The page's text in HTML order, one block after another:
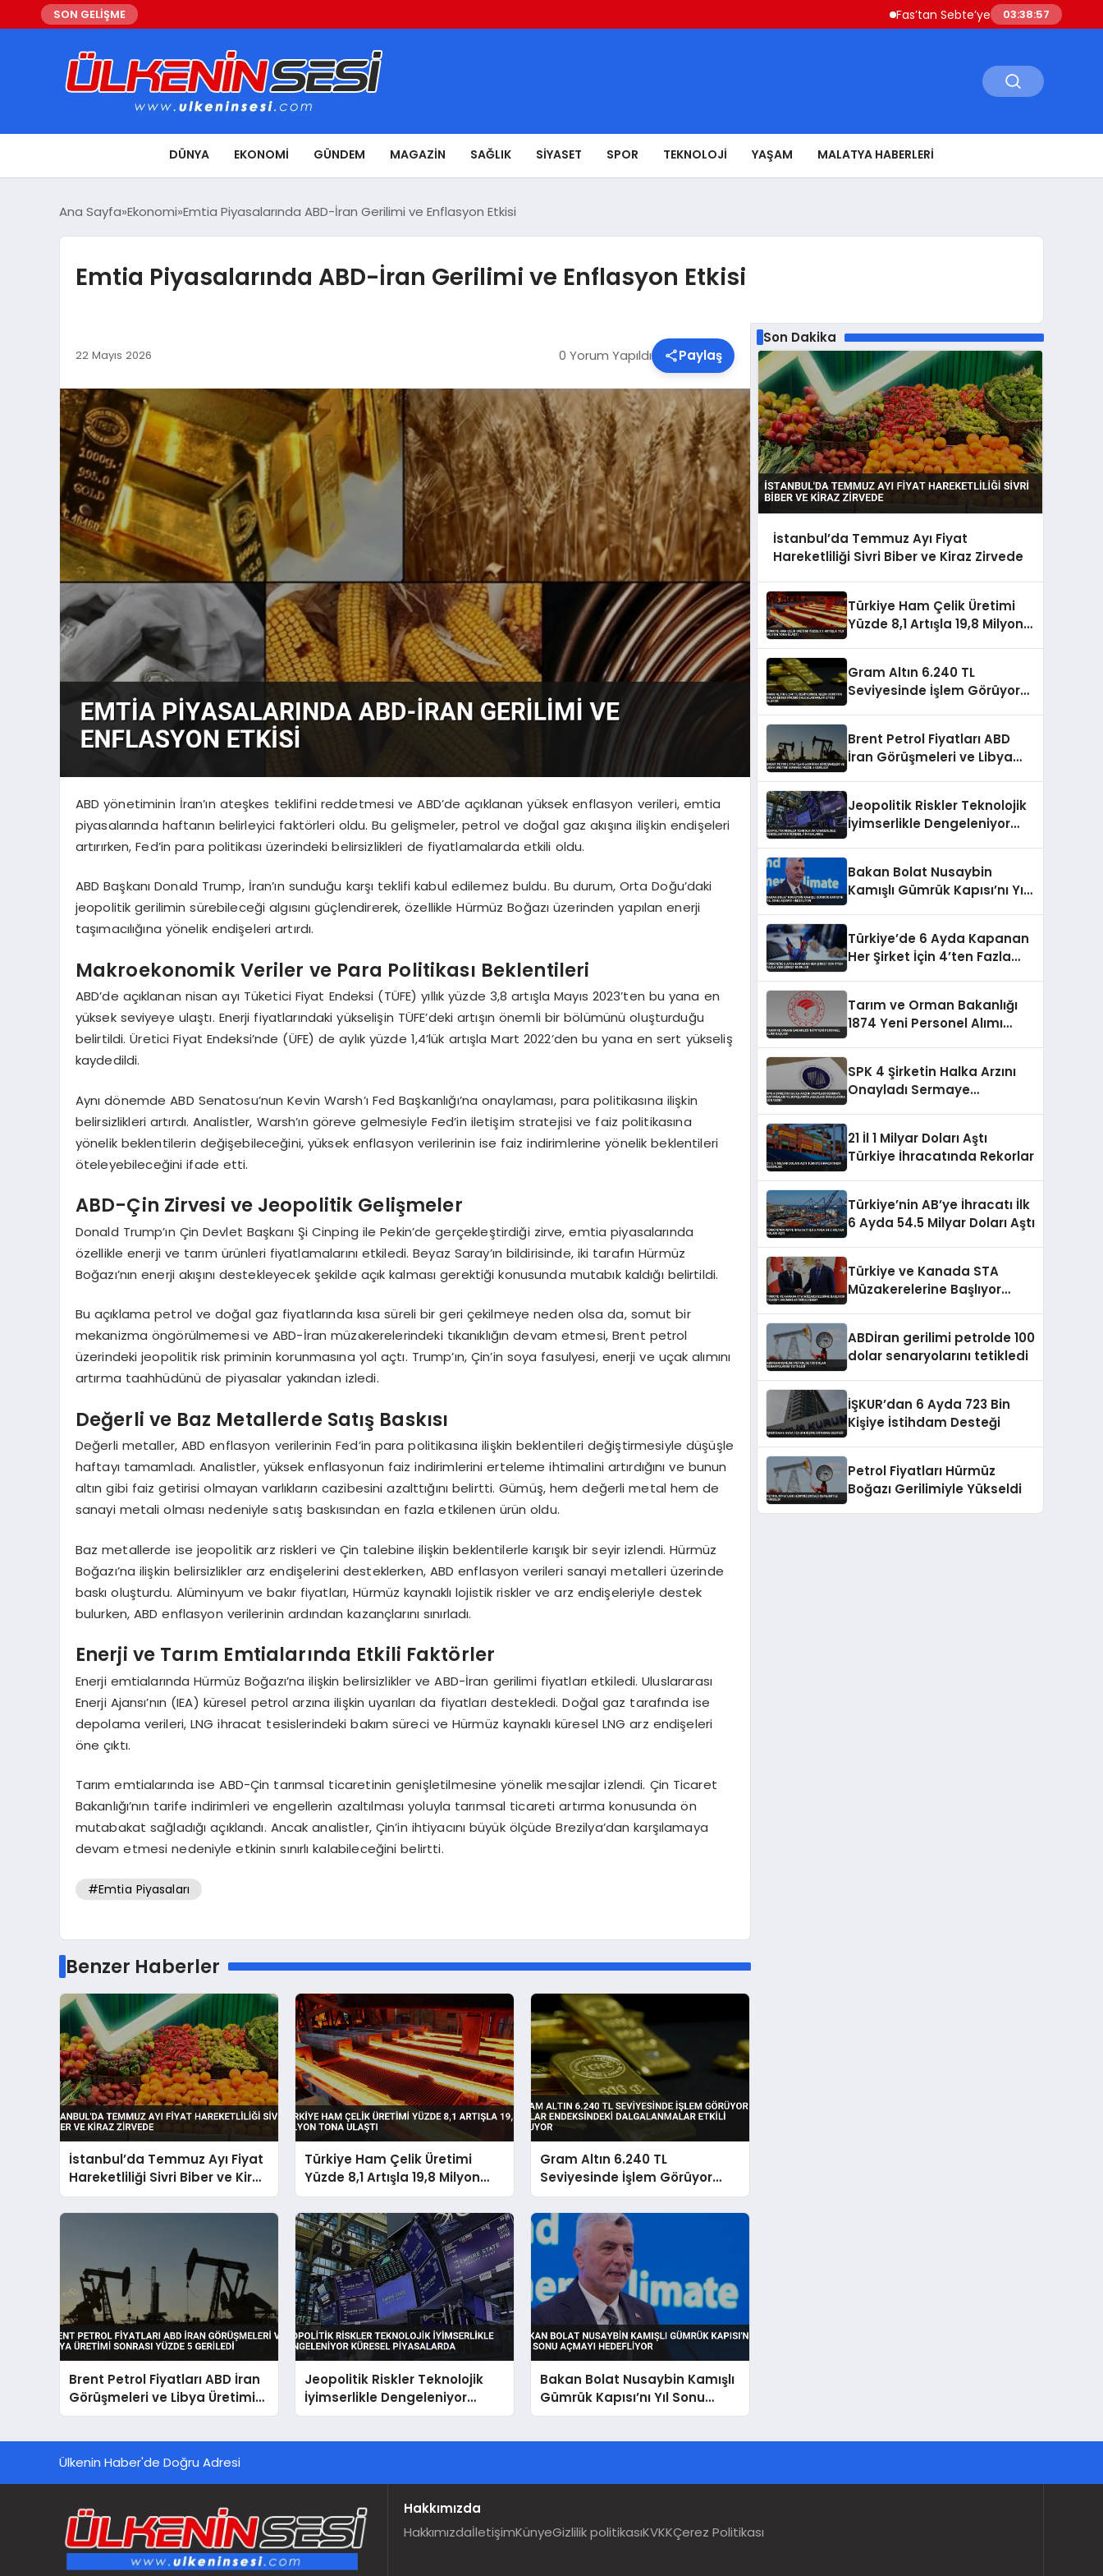
SON GELİŞME Fas’tan Sebte’ye Geçen Göçmenler
03:38:58
DÜNYA EKONOMI GÜNDEM MAGAZIN SAĞLIK SIYASET SPOR TEKNOLOJI YAŞAM MALATYA HABERLERI
Ana Sayfa Ekonomi Emtia Piyasalarında ABD-İran Gerilimi ve Enflasyon Etkisi
Emtia Piyasalarında ABD-İran Gerilimi ve Enflasyon Etkisi
22 Mayıs 2026 0 Yorum Yapıldı Paylaş
ABD yönetiminin İran’ın ateşkes teklifini reddetmesi ve ABD’de açıklanan yüksek enflasyon verileri, emtia
piyasalarında haftanın belirleyici faktörleri oldu. Bu gelişmeler, petrol ve doğal gaz akışına ilişkin endişeleri
artırırken, Fed’in para politikası üzerindeki belirsizlikleri de fiyatlamalarda etkili oldu.
ABD Başkanı Donald Trump, İran’ın sunduğu karşı teklifi kabul edilemez buldu. Bu durum, Orta Doğu’daki
jeopolitik gerilimin sürebileceği algısını güçlendirerek, özellikle Hürmüz Boğazı üzerinden yapılan enerji
taşımacılığına yönelik endişeleri artırdı.
Makroekonomik Veriler ve Para Politikası Beklentileri
ABD’de açıklanan nisan ayı Tüketici Fiyat Endeksi (TÜFE) yıllık yüzde 3,8 artışla Mayıs 2023’ten bu yana en
yüksek seviyeye ulaştı. Enerji fiyatlarındaki yükselişin TÜFE’deki artışın önemli bir bölümünü oluşturduğu
belirtildi. Üretici Fiyat Endeksi’nde (ÜFE) de aylık yüzde 1,4’lük artışla Mart 2022’den bu yana en sert yükseliş
kaydedildi.
Aynı dönemde ABD Senatosu’nun Kevin Warsh’ı Fed Başkanlığı’na onaylaması, para politikasına ilişkin
belirsizlikleri artırdı. Analistler, Warsh’ın göreve gelmesiyle Fed’in iletişim stratejisi ve faiz politikasına
yönelik beklentilerin değişebileceğini, yüksek enflasyon verilerinin ise faiz indirimlerine yönelik beklentileri
öteleyebileceğini ifade etti.
ABD-Çin Zirvesi ve Jeopolitik Gelişmeler
Donald Trump’ın Çin Devlet Başkanı Şi Cinping ile Pekin’de gerçekleştirdiği zirve, emtia piyasalarında
özellikle enerji ve tarım ürünleri fiyatlamalarını etkiledi. Beyaz Saray’ın bildirisinde, iki tarafın Hürmüz
Boğazı’nın enerji akışını destekleyecek şekilde açık kalması gerektiği konusunda mutabık kaldığı belirtildi.
Bu açıklama petrol ve doğal gaz fiyatlarında kısa süreli bir geri çekilmeye neden olsa da, somut bir
mekanizma öngörülmemesi ve ABD-İran müzakerelerindeki tıkanıklığın devam etmesi, Brent petrol
üzerindeki jeopolitik risk priminin korunmasına yol açtı. Trump’ın, Çin’in soya fasulyesi, enerji ve uçak alımını
artırma taahhüdünü de piyasalar yakından izledi.
Değerli ve Baz Metallerde Satış Baskısı
Değerli metaller, ABD enflasyon verilerinin Fed’in para politikasına ilişkin beklentileri değiştirmesiyle düşüşle
haftayı tamamladı. Analistler, yüksek enflasyonun faiz indirimlerini erteleme ihtimalini artırdığını ve bunun
altın gibi faiz getirisi olmayan varlıkların cazibesini azalttığını belirtti. Gümüş, hem değerli metal hem de
sanayi metali olması nedeniyle satış baskısından en fazla etkilenen ürün oldu.
Baz metallerde ise jeopolitik arz riskleri ve Çin talebine ilişkin beklentilerle karışık bir seyir izlendi. Hürmüz
Boğazı’na ilişkin belirsizlikler arz endişelerini desteklerken, ABD enflasyon verileri sanayi metalleri üzerinde
baskı oluşturdu. Alüminyum ve bakır fiyatları, Hürmüz kaynaklı lojistik riskler ve arz endişeleriyle destek
bulurken, ABD enflasyon verilerinin ardından kazançlarını sınırladı.
Enerji ve Tarım Emtialarında Etkili Faktörler
Enerji emtialarında Hürmüz Boğazı’na ilişkin belirsizlikler ve ABD-İran gerilimi fiyatları etkiledi. Uluslararası
Enerji Ajansı’nın (IEA) küresel petrol arzına ilişkin uyarıları da fiyatları destekledi. Doğal gaz tarafında ise
depolama verileri, LNG ihracat tesislerindeki bakım süreci ve Hürmüz kaynaklı küresel LNG arz endişeleri
öne çıktı.
Tarım emtialarında ise ABD-Çin tarımsal ticaretinin genişletilmesine yönelik mesajlar izlendi. Çin Ticaret
Bakanlığı’nın tarife indirimleri ve engellerin azaltılması yoluyla tarımsal ticareti artırma konusunda ön
mutabakat sağladığı açıklandı. Ancak analistler, Çin’in ihtiyacını büyük ölçüde Brezilya’dan karşılamaya
devam etmesi nedeniyle etkinin sınırlı kalabileceğini belirtti.
#Emtia Piyasaları
Benzer Haberler
İstanbul’da Temmuz Ayı Fiyat
Hareketliliği Sivri Biber ve Kiraz
Zirvede
Türkiye Ham Çelik Üretimi
Yüzde 8,1 Artışla 19,8 Milyon
Tona Ulaştı
Gram Altın 6.240 TL
Seviyesinde İşlem Görüyor
Dolar Endeksindeki
Dalgalanmalar Etkili Oluyor
Brent Petrol Fiyatları ABD İran
Görüşmeleri ve Libya Üretimi
Sonrası Yüzde 5 Geriledi
Jeopolitik Riskler Teknolojik
İyimserlikle Dengeleniyor
Küresel Piyasalarda
Bakan Bolat Nusaybin Kamışlı
Gümrük Kapısı’nı Yıl Sonu
Açmayı Hedefliyor
Son Dakika
İstanbul’da Temmuz Ayı Fiyat
Hareketliliği Sivri Biber ve Kiraz Zirvede
Türkiye Ham Çelik Üretimi
Yüzde 8,1 Artışla 19,8 Milyon
Gram Altın 6.240 TL
Seviyesinde İşlem Görüyor
Brent Petrol Fiyatları ABD
İran Görüşmeleri ve Libya
Jeopolitik Riskler Teknolojik
İyimserlikle Dengeleniyor
Bakan Bolat Nusaybin
Kamışlı Gümrük Kapısı’nı Yıl
Türkiye’de 6 Ayda Kapanan
Her Şirket İçin 4’ten Fazla
Tarım ve Orman Bakanlığı
1874 Yeni Personel Alımı
SPK 4 Şirketin Halka Arzını
Onayladı Sermaye
21 İl 1 Milyar Doları Aştı
Türkiye İhracatında Rekorlar
Türkiye’nin AB’ye İhracatı İlk
6 Ayda 54.5 Milyar Doları Aştı
Türkiye ve Kanada STA
Müzakerelerine Başlıyor
ABDİran gerilimi petrolde 100
dolar senaryolarını tetikledi
İŞKUR’dan 6 Ayda 723 Bin
Kişiye İstihdam Desteği
Petrol Fiyatları Hürmüz
Boğazı Gerilimiyle Yükseldi
Ülkenin Haber'de Doğru Adresi
Hakkımızda
HakkımızdaİletişimKünyeGizlilik politikasıKVKKÇerez Politikası